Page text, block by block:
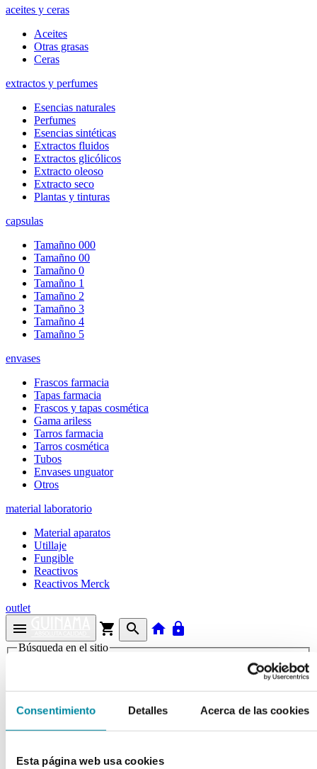
Consentimiento Detalles Acerca de las cookies
Esta página web usa cookies
aceites y ceras
Aceites
Otras grasas
Ceras
extractos y perfumes
Esencias naturales
Perfumes
Esencias sintéticas
Extractos fluidos
Extractos glicólicos
Extracto oleoso
Extracto seco
Plantas y tinturas
capsulas
Tamañno 000
Tamañno 00
Tamañno 0
Tamañno 1
Tamañno 2
Tamañno 3
Tamañno 4
Tamañno 5
envases
Frascos farmacia
Tapas farmacia
Frascos y tapas cosmética
Gama ariless
Tarros farmacia
Tarros cosmética
Tubos
Envases unguator
Otros
material laboratorio
Material aparatos
Utillaje
Fungible
Reactivos
Reactivos Merck
outlet
menu shopping_cart search home lock
Búsqueda en el sitio
Inicio >>
Ficha de producto